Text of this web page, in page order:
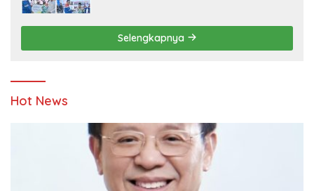
Pendidikan
Selengkapnya
Hot News